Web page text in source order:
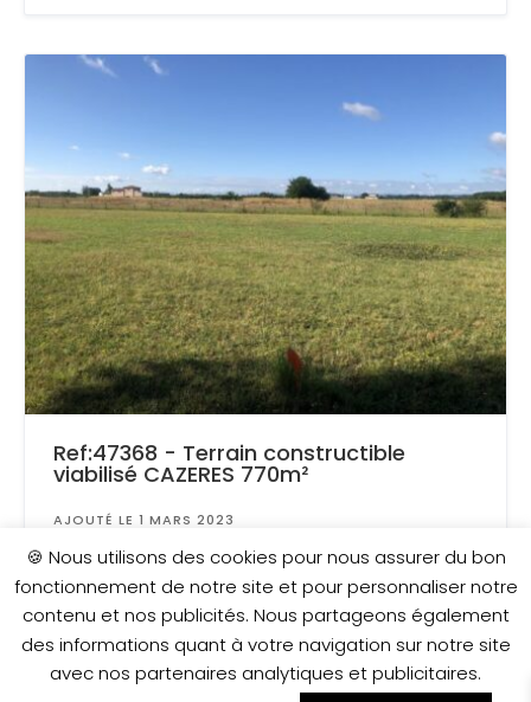
Ref:47368 - Terrain constructible
viabilisé CAZERES 770m²
AJOUTÉ LE 1 MARS 2023
Surface: 770 m²
71 500 €
🍪 Nous utilisons des cookies pour nous assurer du bon
fonctionnement de notre site et pour personnaliser notre
contenu et nos publicités. Nous partageons également
des informations quant à votre navigation sur notre site
avec nos partenaires analytiques et publicitaires.